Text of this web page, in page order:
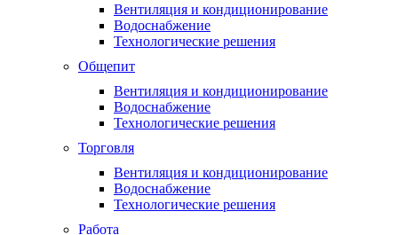
Вентиляция и кондиционирование
Водоснабжение
Технологические решения
Общепит
Вентиляция и кондиционирование
Водоснабжение
Технологические решения
Торговля
Вентиляция и кондиционирование
Водоснабжение
Технологические решения
Работа